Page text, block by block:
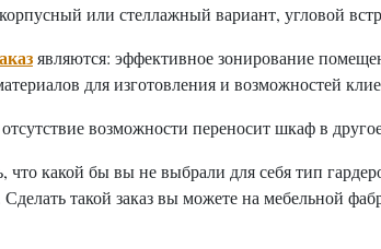
или стеллажный вариант, угловой
являются: эффективное зонирование
для изготовления и возможностей
возможности переносит шкаф в
что какой бы вы не выбрали для себя тип
такой заказ вы можете на мебельной